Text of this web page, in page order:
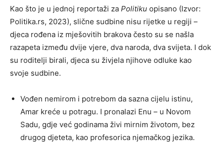
Kao što je u jednoj reportaži za Politiku opisano (Izvor:
Politika.rs, 2023), slične sudbine nisu rijetke u regiji –
djeca rođena iz mješovitih brakova često su se našla
razapeta između dvije vjere, dva naroda, dva svijeta. I dok
su roditelji birali, djeca su živjela njihove odluke kao
svoje sudbine.
Vođen nemirom i potrebom da sazna cijelu istinu,
Amar kreće u potragu. I pronalazi Enu – u Novom
Sadu, gdje već godinama živi mirnim životom, bez
drugog djeteta, kao profesorica njemačkog jezika.